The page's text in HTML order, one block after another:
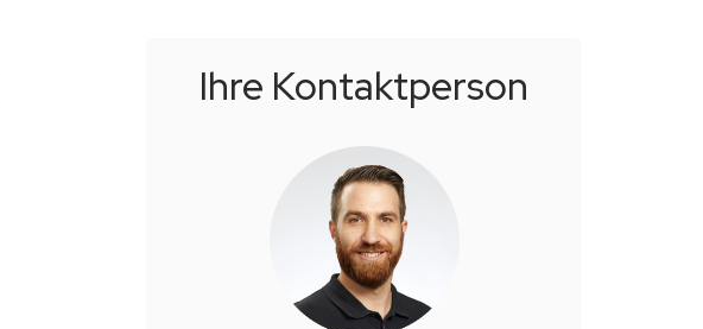
Ihre Kontakt­person